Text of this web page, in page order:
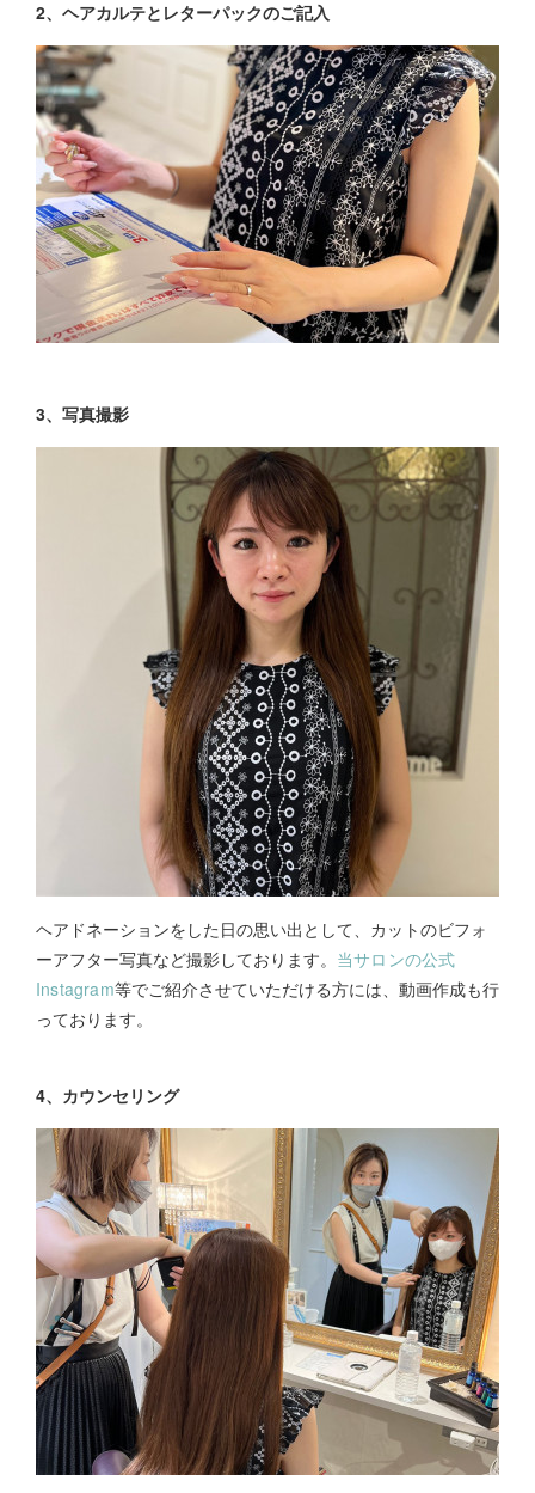
2、ヘアカルテとレターパックのご記入
3、写真撮影
ヘアドネーションをした日の思い出として、カットのビフォ
ーアフター写真など撮影しております。 当サロンの公式
Instagram等でご紹介させていただける方には、動画作成も行
っております。
4、カウンセリング